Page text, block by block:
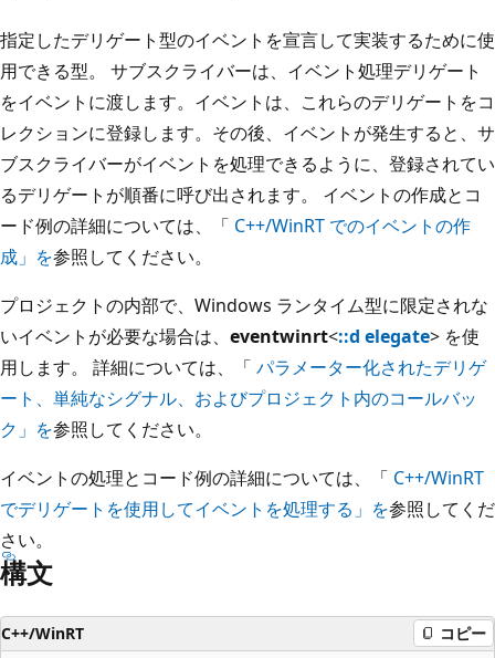
指定したデリゲート型のイベントを宣言して実装するために使
用できる型。 サブスクライバーは、イベント処理デリゲート
をイベントに渡します。イベントは、これらのデリゲートをコ
レクションに登録します。その後、イベントが発生すると、サ
ブスクライバーがイベントを処理できるように、登録されてい
るデリゲートが順番に呼び出されます。 イベントの作成とコ
ード例の詳細については、「 C++/WinRT でのイベントの作
成」を参照してください。
プロジェクトの内部で、Windows ランタイム型に限定されな
いイベントが必要な場合は、 eventwinrt<::d elegate> を使
用します。 詳細については、「 パラメーター化されたデリゲ
ート、単純なシグナル、およびプロジェクト内のコールバッ
ク」を参照してください。
イベントの処理とコード例の詳細については、「 C++/WinRT
でデリゲートを使用してイベントを処理する」を参照してくだ
さい。
構文
C++/WinRT コピー